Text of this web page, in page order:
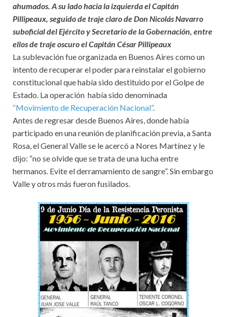
ahumados. A su lado hacia la izquierda el Capitán
Pillipeaux, seguido de traje claro de Don Nicolás Navarro
suboficial del Ejército y Secretario de la Gobernación, entre
ellos de traje oscuro el Capitán César Pillipeaux
La sublevación fue organizada en Buenos Aires como un
intento de recuperar el poder para reinstalar el gobierno
constitucional que había sido destituido por el Golpe de
Estado. La operación había sido denominada
“Movimiento de Recuperación Nacional”.
Antes de regresar desde Buenos Aires, donde había
participado en una reunión de planificación previa, a Santa
Rosa, el General Valle se le acercó a Nores Martínez y le
dijo: “no se olvide que se trata de una lucha entre
hermanos. Evite el derramamiento de sangre”. Sin embargo
Valle y otros más fueron fusilados.